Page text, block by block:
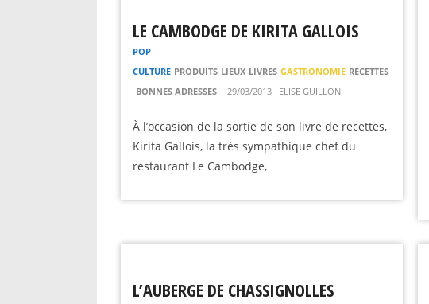
LE CAMBODGE DE KIRITA GALLOIS
POP
CULTURE PRODUITS LIEUX LIVRES GASTRONOMIE RECETTES
BONNES ADRESSES
29/03/2013 ELISE GUILLON
À l’occasion de la sortie de son livre de recettes,
Kirita Gallois, la très sympathique chef du
restaurant Le Cambodge,
L’AUBERGE DE CHASSIGNOLLES